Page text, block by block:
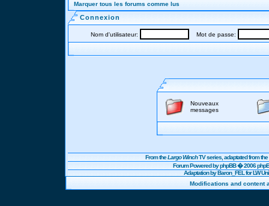
Marquer tous les forums comme lus
Connexion
Nom d'utilisateur: Mot de passe:
Nouveaux
messages
From theLargo WinchTV series, adaptated from
Forum Powered byphpBB� 2006
Adaptation by Baron_FEL for LW
Modifications and content